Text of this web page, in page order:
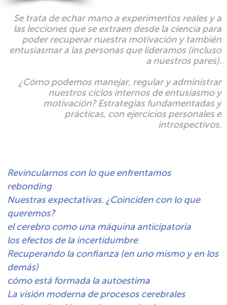
Se trata de echar mano a experimentos reales y a
las lecciones que se extraen desde la ciencia para
poder recuperar nuestra motivación y también
entusiasmar a las personas que lideramos (incluso
a nuestros pares).
¿Cómo podemos manejar, regular y administrar
nuestros ciclos internos de entusiasmo y
motivación? Estrategias fundamentadas y
prácticas, con ejercicios personales e
introspectivos.
Revincularnos con lo que enfrentamos
rebonding
Nuestras expectativas. ¿Coinciden con lo que
queremos?
el cerebro como una máquina anticipatoria
los efectos de la incertidumbre
Recuperando la confianza (en uno mismo y en los
demás)
cómo está formada la autoestima
​La visión moderna de procesos cerebrales